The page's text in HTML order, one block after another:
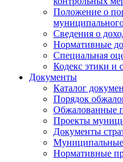
Положение о
Сведения о
Нормативные
Специальная
Кодекс этики и
Документы
Каталог
Порядок
Обжалованные
Проекты
Документы
Нормативные